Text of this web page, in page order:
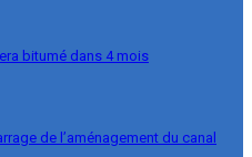
bitumé dans 4 mois
de l’aménagement du canal